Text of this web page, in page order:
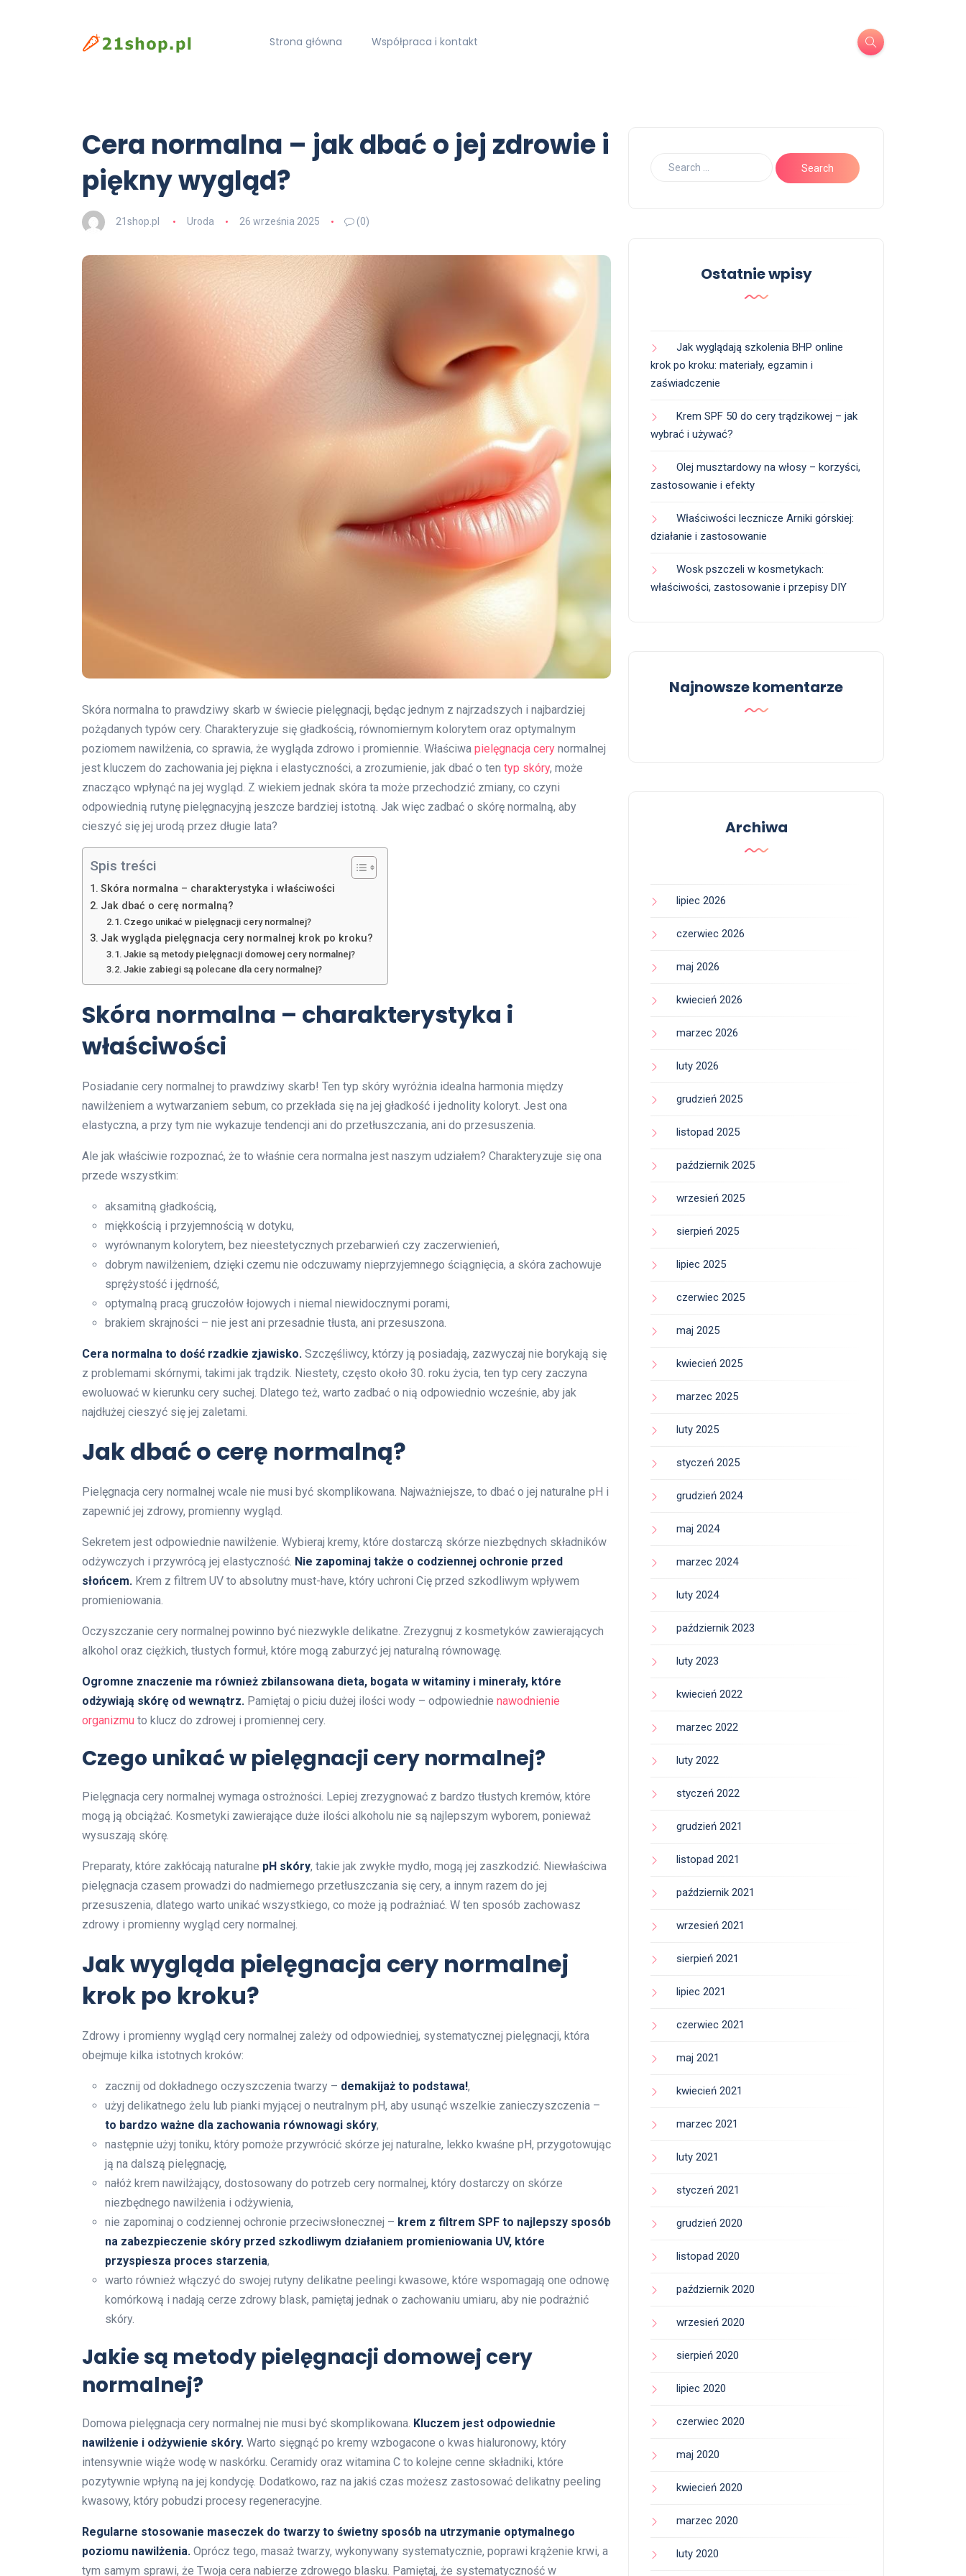
Strona główna Współpraca i kontakt
Cera normalna – jak dbać o jej zdrowie i
piękny wygląd?
21shop.pl Uroda 26 września 2025 (0)
Skóra normalna to prawdziwy skarb w świecie pielęgnacji, będąc jednym z najrzadszych i najbardziej
pożądanych typów cery. Charakteryzuje się gładkością, równomiernym kolorytem oraz optymalnym
poziomem nawilżenia, co sprawia, że wygląda zdrowo i promiennie. Właściwa pielęgnacja cery normalnej
jest kluczem do zachowania jej piękna i elastyczności, a zrozumienie, jak dbać o ten typ skóry, może
znacząco wpłynąć na jej wygląd. Z wiekiem jednak skóra ta może przechodzić zmiany, co czyni
odpowiednią rutynę pielęgnacyjną jeszcze bardziej istotną. Jak więc zadbać o skórę normalną, aby
cieszyć się jej urodą przez długie lata?
Spis treści
Skóra normalna – charakterystyka i właściwości
Jak dbać o cerę normalną?
Czego unikać w pielęgnacji cery normalnej?
Jak wygląda pielęgnacja cery normalnej krok po kroku?
Jakie są metody pielęgnacji domowej cery normalnej?
Jakie zabiegi są polecane dla cery normalnej?
Skóra normalna – charakterystyka i
właściwości
Posiadanie cery normalnej to prawdziwy skarb! Ten typ skóry wyróżnia idealna harmonia między
nawilżeniem a wytwarzaniem sebum, co przekłada się na jej gładkość i jednolity koloryt. Jest ona
elastyczna, a przy tym nie wykazuje tendencji ani do przetłuszczania, ani do przesuszenia.
Ale jak właściwie rozpoznać, że to właśnie cera normalna jest naszym udziałem? Charakteryzuje się ona
przede wszystkim:
aksamitną gładkością,
miękkością i przyjemnością w dotyku,
wyrównanym kolorytem, bez nieestetycznych przebarwień czy zaczerwienień,
dobrym nawilżeniem, dzięki czemu nie odczuwamy nieprzyjemnego ściągnięcia, a skóra zachowuje
sprężystość i jędrność,
optymalną pracą gruczołów łojowych i niemal niewidocznymi porami,
brakiem skrajności – nie jest ani przesadnie tłusta, ani przesuszona.
Cera normalna to dość rzadkie zjawisko. Szczęśliwcy, którzy ją posiadają, zazwyczaj nie borykają się
z problemami skórnymi, takimi jak trądzik. Niestety, często około 30. roku życia, ten typ cery zaczyna
ewoluować w kierunku cery suchej. Dlatego też, warto zadbać o nią odpowiednio wcześnie, aby jak
najdłużej cieszyć się jej zaletami.
Jak dbać o cerę normalną?
Pielęgnacja cery normalnej wcale nie musi być skomplikowana. Najważniejsze, to dbać o jej naturalne pH i
zapewnić jej zdrowy, promienny wygląd.
Sekretem jest odpowiednie nawilżenie. Wybieraj kremy, które dostarczą skórze niezbędnych składników
odżywczych i przywrócą jej elastyczność. Nie zapominaj także o codziennej ochronie przed
słońcem. Krem z filtrem UV to absolutny must-have, który uchroni Cię przed szkodliwym wpływem
promieniowania.
Oczyszczanie cery normalnej powinno być niezwykle delikatne. Zrezygnuj z kosmetyków zawierających
alkohol oraz ciężkich, tłustych formuł, które mogą zaburzyć jej naturalną równowagę.
Ogromne znaczenie ma również zbilansowana dieta, bogata w witaminy i minerały, które
odżywiają skórę od wewnątrz. Pamiętaj o piciu dużej ilości wody – odpowiednie nawodnienie
organizmu to klucz do zdrowej i promiennej cery.
Czego unikać w pielęgnacji cery normalnej?
Pielęgnacja cery normalnej wymaga ostrożności. Lepiej zrezygnować z bardzo tłustych kremów, które
mogą ją obciążać. Kosmetyki zawierające duże ilości alkoholu nie są najlepszym wyborem, ponieważ
wysuszają skórę.
Preparaty, które zakłócają naturalne pH skóry, takie jak zwykłe mydło, mogą jej zaszkodzić. Niewłaściwa
pielęgnacja czasem prowadzi do nadmiernego przetłuszczania się cery, a innym razem do jej
przesuszenia, dlatego warto unikać wszystkiego, co może ją podrażniać. W ten sposób zachowasz
zdrowy i promienny wygląd cery normalnej.
Jak wygląda pielęgnacja cery normalnej
krok po kroku?
Zdrowy i promienny wygląd cery normalnej zależy od odpowiedniej, systematycznej pielęgnacji, która
obejmuje kilka istotnych kroków:
zacznij od dokładnego oczyszczenia twarzy – demakijaż to podstawa!,
użyj delikatnego żelu lub pianki myjącej o neutralnym pH, aby usunąć wszelkie zanieczyszczenia –
to bardzo ważne dla zachowania równowagi skóry,
następnie użyj toniku, który pomoże przywrócić skórze jej naturalne, lekko kwaśne pH, przygotowując
ją na dalszą pielęgnację,
nałóż krem nawilżający, dostosowany do potrzeb cery normalnej, który dostarczy on skórze
niezbędnego nawilżenia i odżywienia,
nie zapominaj o codziennej ochronie przeciwsłonecznej – krem z filtrem SPF to najlepszy sposób
na zabezpieczenie skóry przed szkodliwym działaniem promieniowania UV, które
przyspiesza proces starzenia,
warto również włączyć do swojej rutyny delikatne peelingi kwasowe, które wspomagają one odnowę
komórkową i nadają cerze zdrowy blask, pamiętaj jednak o zachowaniu umiaru, aby nie podrażnić
skóry.
Jakie są metody pielęgnacji domowej cery
normalnej?
Domowa pielęgnacja cery normalnej nie musi być skomplikowana. Kluczem jest odpowiednie
nawilżenie i odżywienie skóry. Warto sięgnąć po kremy wzbogacone o kwas hialuronowy, który
intensywnie wiąże wodę w naskórku. Ceramidy oraz witamina C to kolejne cenne składniki, które
pozytywnie wpłyną na jej kondycję. Dodatkowo, raz na jakiś czas możesz zastosować delikatny peeling
kwasowy, który pobudzi procesy regeneracyjne.
Regularne stosowanie maseczek do twarzy to świetny sposób na utrzymanie optymalnego
poziomu nawilżenia. Oprócz tego, masaż twarzy, wykonywany systematycznie, poprawi krążenie krwi, a
tym samym sprawi, że Twoja cera nabierze zdrowego blasku. Pamiętaj, że systematyczność w
Ostatnie wpisy
Jak wyglądają szkolenia BHP online
krok po kroku: materiały, egzamin i
zaświadczenie
Krem SPF 50 do cery trądzikowej – jak
wybrać i używać?
Olej musztardowy na włosy – korzyści,
zastosowanie i efekty
Właściwości lecznicze Arniki górskiej:
działanie i zastosowanie
Wosk pszczeli w kosmetykach:
właściwości, zastosowanie i przepisy DIY
Najnowsze komentarze
Archiwa
lipiec 2026
czerwiec 2026
maj 2026
kwiecień 2026
marzec 2026
luty 2026
grudzień 2025
listopad 2025
październik 2025
wrzesień 2025
sierpień 2025
lipiec 2025
czerwiec 2025
maj 2025
kwiecień 2025
marzec 2025
luty 2025
styczeń 2025
grudzień 2024
maj 2024
marzec 2024
luty 2024
październik 2023
luty 2023
kwiecień 2022
marzec 2022
luty 2022
styczeń 2022
grudzień 2021
listopad 2021
październik 2021
wrzesień 2021
sierpień 2021
lipiec 2021
czerwiec 2021
maj 2021
kwiecień 2021
marzec 2021
luty 2021
styczeń 2021
grudzień 2020
listopad 2020
październik 2020
wrzesień 2020
sierpień 2020
lipiec 2020
czerwiec 2020
maj 2020
kwiecień 2020
marzec 2020
luty 2020